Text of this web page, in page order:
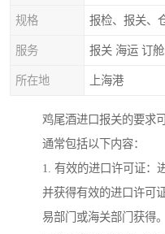
规格 报检、报关、
服务 报关 海运 订
所在地 上海港
鸡尾酒进口报关的要求
通常包括以下内容：
1. 有效的进口许可证：
并获得有效的进口许可
易部门或海关部门获得。